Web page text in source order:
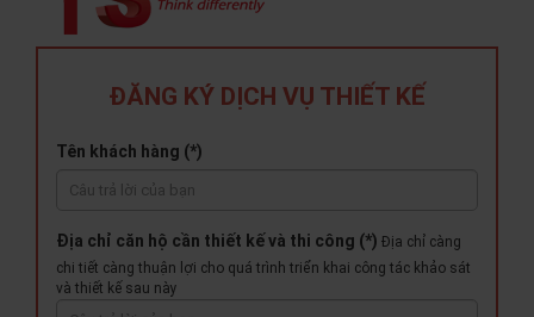
ĐĂNG KÝ DỊCH VỤ THIẾT KẾ
Tên khách hàng (*)
Địa chỉ căn hộ cần thiết kế và thi công (*) Địa chỉ càng
chi tiết càng thuận lợi cho quá trình triển khai công tác khảo sát
và thiết kế sau này